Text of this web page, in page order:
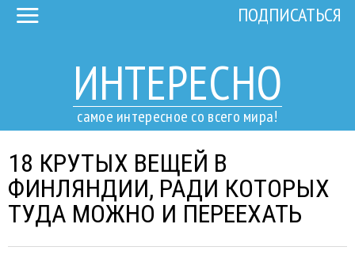
ИНТЕРЕСНО
самое интересное со всего мира!
ПОДПИСАТЬСЯ
18 КРУТЫХ ВЕЩЕЙ В
ФИНЛЯНДИИ, РАДИ КОТОРЫХ
ТУДА МОЖНО И ПЕРЕЕХАТЬ